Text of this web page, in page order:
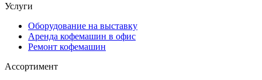
Услуги
Оборудование на выставку
Аренда кофемашин в офис
Ремонт кофемашин
Ассортимент